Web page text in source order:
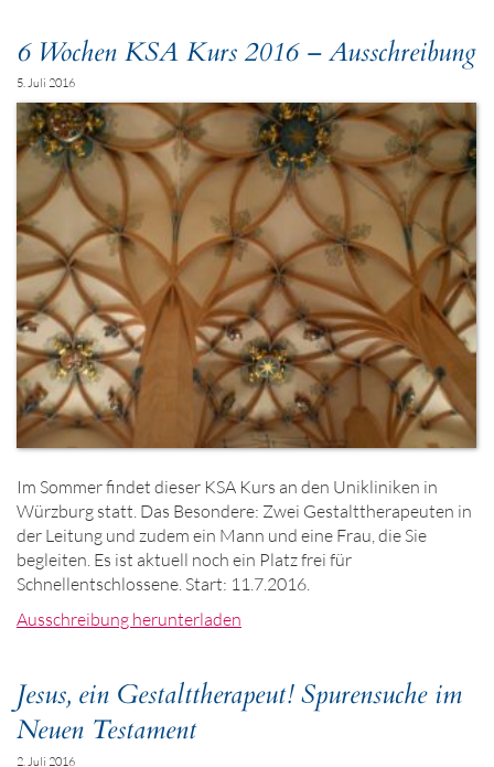
6 Wochen KSA Kurs 2016 – Ausschreibung
5. Juli 2016
Im Sommer findet dieser KSA Kurs an den Unikliniken in
Würzburg statt. Das Besondere: Zwei Gestalttherapeuten in
der Leitung und zudem ein Mann und eine Frau, die Sie
begleiten. Es ist aktuell noch ein Platz frei für
Schnellentschlossene. Start: 11.7.2016.
Ausschreibung herunterladen
Jesus, ein Gestalttherapeut! Spurensuche im
Neuen Testament
2. Juli 2016